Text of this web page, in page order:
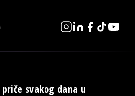
svakog dana u